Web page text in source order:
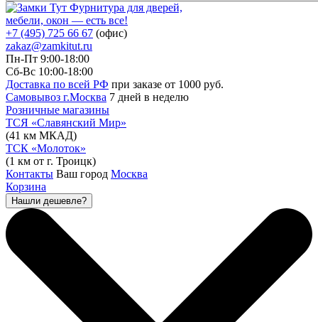
Фурнитура для дверей,
мебели, окон — есть все!
+7 (495) 725 66 67 (офис)
zakaz@zamkitut.ru
Пн-Пт 9:00-18:00
Сб-Вс 10:00-18:00
Доставка по всей РФ при заказе от 1000 руб.
Самовывоз г.Москва 7 дней в неделю
Розничные магазины
ТСЯ «Славянский Мир»
(41 км МКАД)
ТСК «Молоток»
(1 км от г. Троицк)
Контакты Ваш город Москва
Корзина
Нашли дешевле?